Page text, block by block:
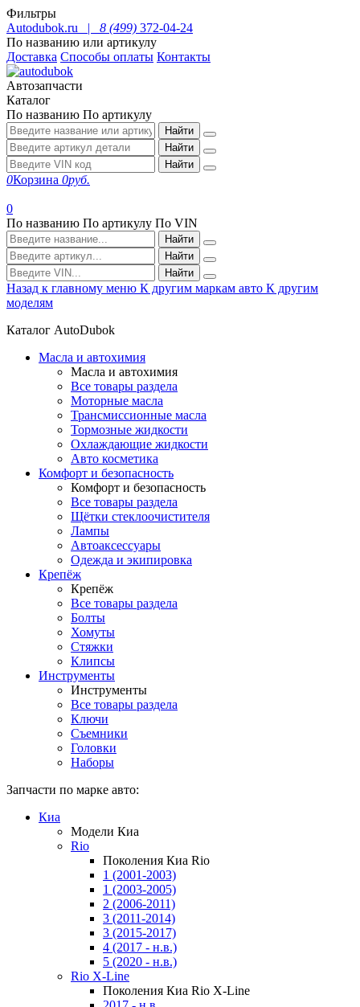
Фильтры
Autodubok.ru |
8 (499) 372-04-24
По названию или артикулу
Доставка Способы оплаты Контакты
Автозапчасти
Каталог
По названию По артикулу
Найти
Найти
Найти
0Корзина 0руб.
0
По названию По артикулу По VIN
Найти
Найти
Найти
Назад к главному меню К другим маркам авто К другим
моделям
Каталог AutoDubok
Масла и автохимия
Масла и автохимия
Все товары раздела
Моторные масла
Трансмиссионные масла
Тормозные жидкости
Охлаждающие жидкости
Авто косметика
Комфорт и безопасность
Комфорт и безопасность
Все товары раздела
Щётки стеклоочистителя
Лампы
Автоаксессуары
Одежда и экипировка
Крепёж
Крепёж
Все товары раздела
Болты
Хомуты
Стяжки
Клипсы
Инструменты
Инструменты
Все товары раздела
Ключи
Съемники
Головки
Наборы
Запчасти по марке авто:
Киа
Модели Киа
Rio
Поколения Киа Rio
1 (2001-2003)
1 (2003-2005)
2 (2006-2011)
3 (2011-2014)
3 (2015-2017)
4 (2017 - н.в.)
5 (2020 - н.в.)
Rio X-Line
Поколения Киа Rio X-Line